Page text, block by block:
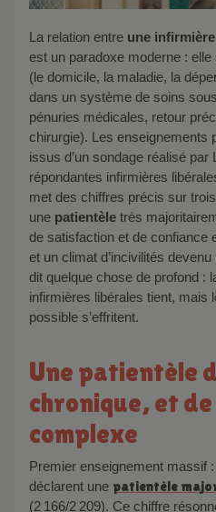
La relation entre une
est un paradoxe moderne : elle
(le domicile, la maladie, la
dans un système de soins
pénuries médicales, retour
chirurgie). Les enseignements
issus d’un sondage réalisé
répondantes infirmières
met des chiffres précis sur
une patientèle très
de satisfaction et de confiance
et un climat d’incivilités
dit quelque chose de profond :
infirmières libérales tient, mais
possible s’effritent.
Une patientèle d’abord…
chronique, et
complexe
Premier enseignement massif :
déclarent une patientèle
(2 166/2 209). Ce chiffre